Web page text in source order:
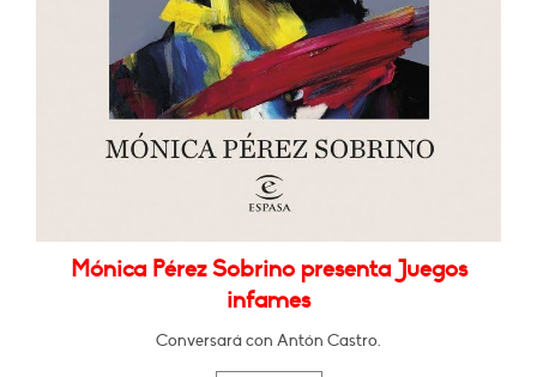
Mónica Pérez Sobrino presenta Juegos
infames
Conversará con Antón Castro.